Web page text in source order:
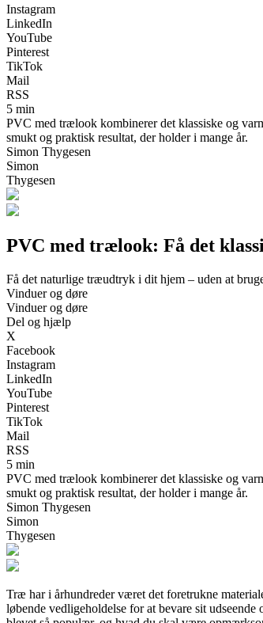
Instagram
LinkedIn
YouTube
Pinterest
TikTok
Mail
RSS
5 min
PVC med trælook kombinerer det klassiske og
smukt og praktisk resultat, der holder i mange år.
Simon Thygesen
Simon
Thygesen
PVC med trælook: Få det
Få det naturlige træudtryk i dit hjem – uden at
Vinduer og døre
Vinduer og døre
Del og hjælp
X
Facebook
Instagram
LinkedIn
YouTube
Pinterest
TikTok
Mail
RSS
5 min
PVC med trælook kombinerer det klassiske og
smukt og praktisk resultat, der holder i mange år.
Simon Thygesen
Simon
Thygesen
Træ har i århundreder været det foretrukne
løbende vedligeholdelse for at bevare sit